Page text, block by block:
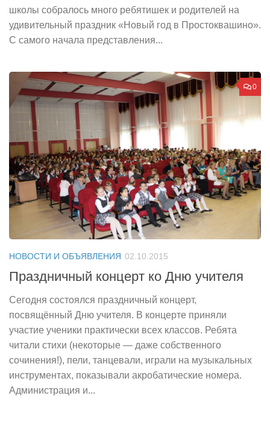
школы собралось много ребятишек и родителей на
удивительный праздник «Новый год в Простоквашино».
С самого начала представления...
0
НОВОСТИ И ОБЪЯВЛЕНИЯ 02.10.2015
Праздничный концерт ко Дню учителя
Сегодня состоялся праздничный концерт,
посвящённый Дню учителя. В концерте приняли
участие ученики практически всех классов. Ребята
читали стихи (некоторые — даже собственного
сочинения!), пели, танцевали, играли на музыкальных
инструментах, показывали акробатические номера.
Администрация и...